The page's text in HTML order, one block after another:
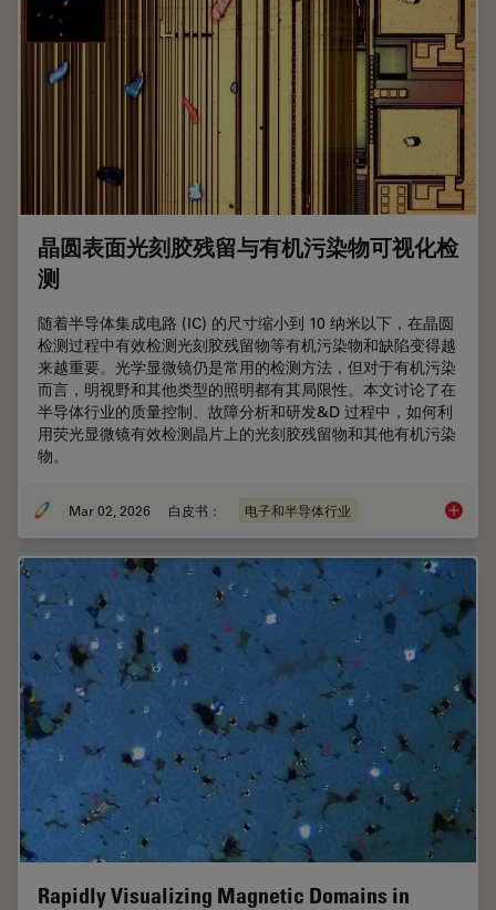
晶圆表面光刻胶残留与有机污染物可视化检
测
随着半导体集成电路 (IC) 的尺寸缩小到 10 纳米以下，在晶圆
检测过程中有效检测光刻胶残留物等有机污染物和缺陷变得越
来越重要。光学显微镜仍是常用的检测方法，但对于有机污染
而言，明视野和其他类型的照明都有其局限性。本文讨论了在
半导体行业的质量控制、故障分析和研发&D 过程中，如何利
用荧光显微镜有效检测晶片上的光刻胶残留物和其他有机污染
物。
Mar 02, 2026 白皮书： 电子和半导体行业 晶圆表
Rapidly Visualizing Magnetic Domains in